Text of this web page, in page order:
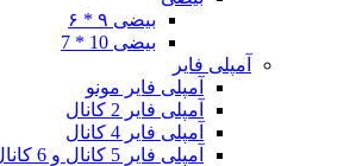
بیضی ۹ * ۶
بیضی 10 * 7
آمپلی فایر
آمپلی فایر مونو
آمپلی فایر 2 کانال
آمپلی فایر 4 کانال
آمپلی فایر 5 کانال و 6 کانال